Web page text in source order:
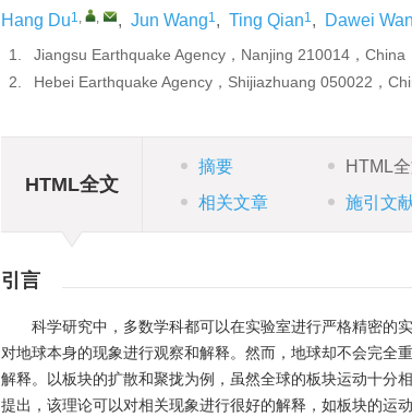
Hang Du1, , , Jun Wang1, Ting Qian1, Dawei
1.
Jiangsu Earthquake Agency，Nanjing 210014，China
2.
Hebei Earthquake Agency，Shijiazhuang 050022，
HTML全文
摘要 HTML
相关文章
施引文
引言
科学研究中，多数学科都可以在实验室进行严格精密的
对地球本身的现象进行观察和解释。然而，地球却不会完全
解释。以板块的扩散和聚拢为例，虽然全球的板块运动十分
提出，该理论可以对相关现象进行很好的解释，如板块的运